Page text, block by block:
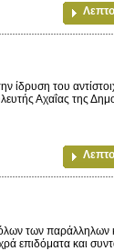
του
Αχαΐας της
όλων των παράλληλων
επιδόματα και